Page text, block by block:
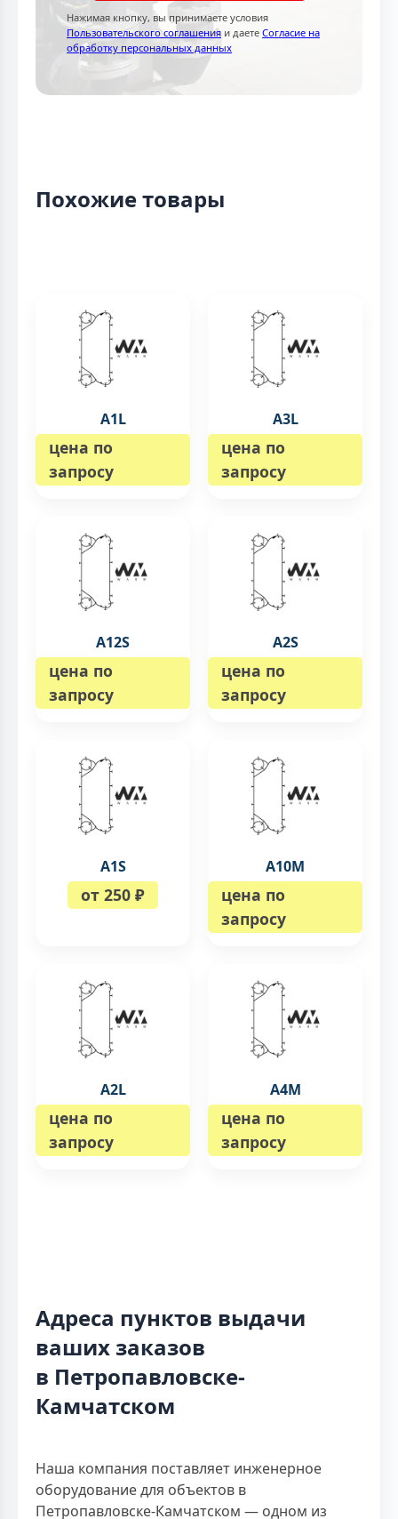
Нажимая кнопку, вы принимаете условия
Пользовательского соглашения и даете Согласие на
обработку персональных данных
Похожие товары
A1L
цена по
запросу
A3L
цена по
запросу
A12S
цена по
запросу
A2S
цена по
запросу
A1S
от 250 ₽
A10M
цена по
запросу
A2L
цена по
запросу
A4M
цена по
запросу
Адреса пунктов выдачи
ваших заказов
в Петропавловске-
Камчатском
Наша компания поставляет инженерное
оборудование для объектов в
Петропавловске-Камчатском — одном из